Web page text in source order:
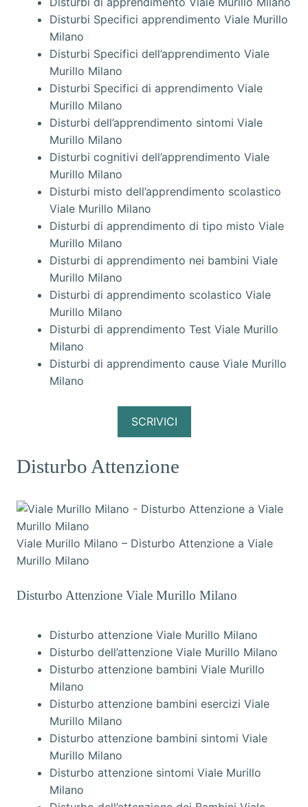
Disturbi Specifici apprendimento Viale Murillo
Milano
Disturbi Specifici dell’apprendimento Viale
Murillo Milano
Disturbi Specifici di apprendimento Viale
Murillo Milano
Disturbi dell’apprendimento sintomi Viale
Murillo Milano
Disturbi cognitivi dell’apprendimento Viale
Murillo Milano
Disturbi misto dell’apprendimento scolastico
Viale Murillo Milano
Disturbi di apprendimento di tipo misto Viale
Murillo Milano
Disturbi di apprendimento nei bambini Viale
Murillo Milano
Disturbi di apprendimento scolastico Viale
Murillo Milano
Disturbi di apprendimento Test Viale Murillo
Milano
Disturbi di apprendimento cause Viale Murillo
Milano
SCRIVICI
Disturbo Attenzione
Viale Murillo Milano – Disturbo Attenzione a Viale
Murillo Milano
Disturbo Attenzione Viale Murillo Milano
Disturbo attenzione Viale Murillo Milano
Disturbo dell’attenzione Viale Murillo Milano
Disturbo attenzione bambini Viale Murillo
Milano
Disturbo attenzione bambini esercizi Viale
Murillo Milano
Disturbo attenzione bambini sintomi Viale
Murillo Milano
Disturbo attenzione sintomi Viale Murillo
Milano